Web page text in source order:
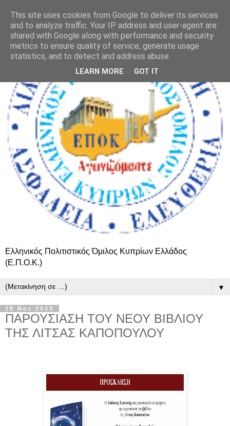
Ελληνικός Πολιτιστικός Όμιλος Κυπρίων Ελλάδος
(Ε.Π.Ο.Κ.)
▼
19 Νοε 2023
ΠΑΡΟΥΣΙΑΣΗ ΤΟΥ ΝΕΟΥ ΒΙΒΛΙΟΥ
ΤΗΣ ΛΙΤΣΑΣ ΚΑΠΟΠΟΥΛΟΥ
This site uses cookies from Google to deliver its services
and to analyze traffic. Your IP address and user-agent are
shared with Google along with performance and security
metrics to ensure quality of service, generate usage
statistics, and to detect and address abuse.
LEARN MORE GOT IT